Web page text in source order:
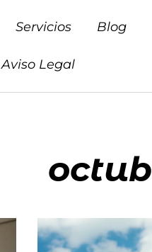
Servicios Blog
Aviso Legal